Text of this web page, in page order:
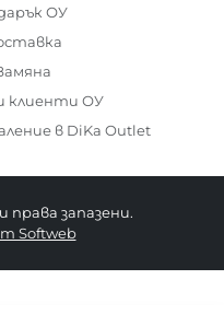
ОУ
клиенти ОУ
в DiKa Outlet
права запазени.
Softweb